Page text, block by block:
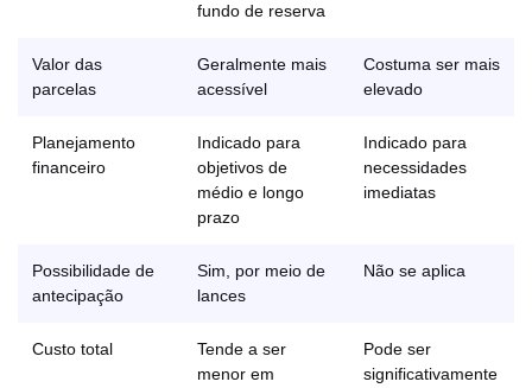
fundo de reserva
Valor das
parcelas
Geralmente mais
acessível
Costuma ser mais
elevado
Planejamento
financeiro
Indicado para
objetivos de
médio e longo
prazo
Indicado para
necessidades
imediatas
Possibilidade de
antecipação
Sim, por meio de
lances
Não se aplica
Custo total
Tende a ser
menor em
Pode ser
significativamente